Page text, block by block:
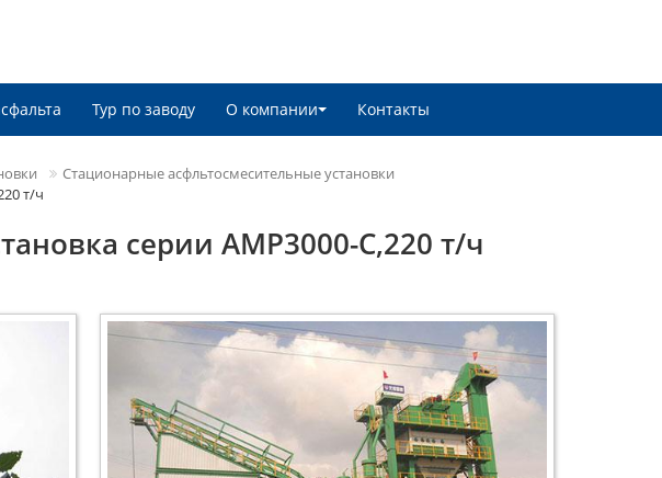
Тур по заводу О компании Контакты
Стационарные асфльтосмесительные установки
т/ч
серии AMP3000-C,220 т/ч